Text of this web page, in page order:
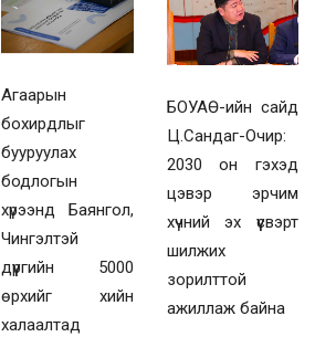
Агаарын
бохирдлыг
бууруулах
бодлогын
хүрээнд Баянгол,
Чингэлтэй
дүүргийн 5000
өрхийг хийн
халаалтад
БОУАӨ-ийн сайд
Ц.Сандаг-Очир:
2030 он гэхэд
цэвэр эрчим
хүчний эх үүсвэрт
шилжих
зорилттой
ажиллаж байна